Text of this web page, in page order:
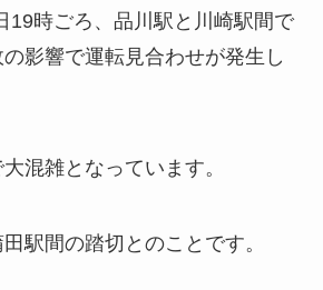
19時ごろ、品川駅と川崎駅間で
影響で運転見合わせが発生し
混雑となっています。
駅間の踏切とのことです。